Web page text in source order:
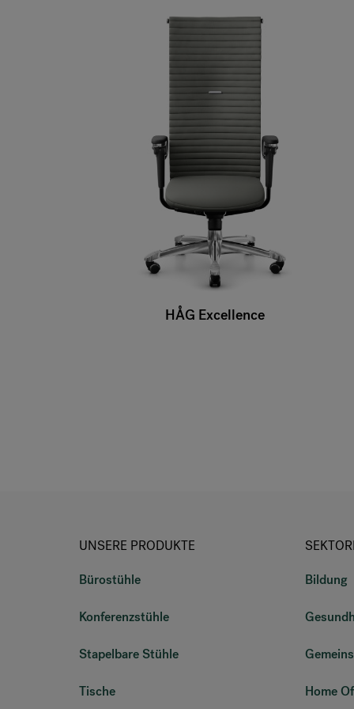
HÅG Excellence
UNSERE PRODUKTE
Bürostühle
Konferenzstühle
Stapelbare Stühle
Tische
Bildung
Home